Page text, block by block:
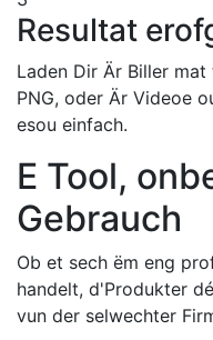
Resultat
Laden Dir Är Biller
PNG, oder Är Videoe
esou einfach.
E Tool,
Gebrauch
Ob et sech ëm eng
handelt, d'Produkter
vun der selwechter